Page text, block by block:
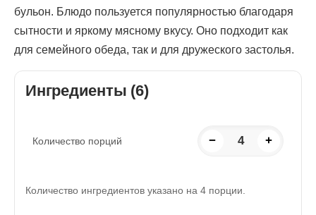
бульон. Блюдо пользуется популярностью благодаря
сытности и яркому мясному вкусу. Оно подходит как
для семейного обеда, так и для дружеского застолья.
Ингредиенты (6)
Количество порций − 4 +
Количество ингредиентов указано на 4 порции.